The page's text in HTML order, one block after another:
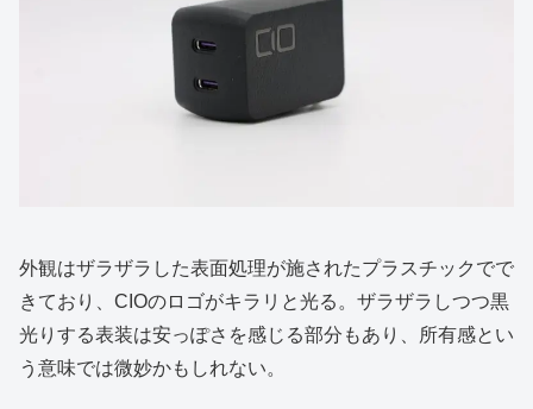
外観はザラザラした表面処理が施されたプラスチックでで
きており、CIOのロゴがキラリと光る。ザラザラしつつ黒
光りする表装は安っぽさを感じる部分もあり、所有感とい
う意味では微妙かもしれない。